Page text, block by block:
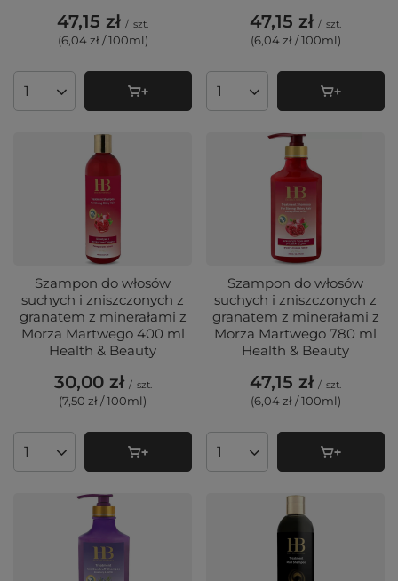
47,15 zł / szt.
(6,04 zł / 100ml)
Ilość produktów
47,15 zł / szt.
(6,04 zł / 100ml)
Ilość produktów
Szampon do włosów
suchych i zniszczonych z
granatem z minerałami z
Morza Martwego 400 ml
Health & Beauty
30,00 zł / szt.
(7,50 zł / 100ml)
Ilość produktów
Szampon do włosów
suchych i zniszczonych z
granatem z minerałami z
Morza Martwego 780 ml
Health & Beauty
47,15 zł / szt.
(6,04 zł / 100ml)
Ilość produktów